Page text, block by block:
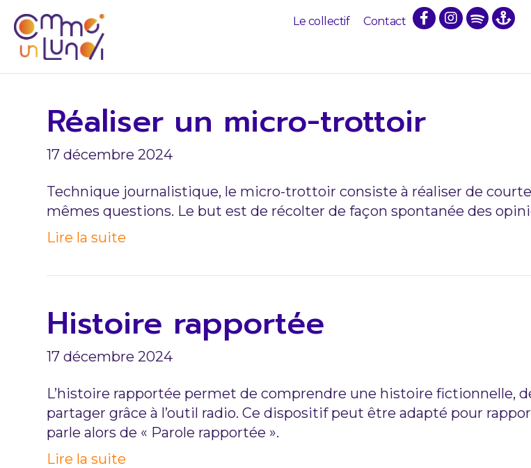
Le collectif Contact
Réaliser un micro-trottoir
17 décembre 2024
Technique journalistique, le micro-trottoir consiste à réaliser de
mêmes questions. Le but est de récolter de façon spontanée des
Lire la suite
Histoire rapportée
17 décembre 2024
L’histoire rapportée permet de comprendre une histoire fictionnelle,
partager grâce à l’outil radio. Ce dispositif peut être adapté pour
parle alors de « Parole rapportée ».
Lire la suite